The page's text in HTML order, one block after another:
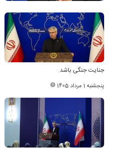
جنایت جنگی باشد.
پنجشنبه 1 مرداد 1405